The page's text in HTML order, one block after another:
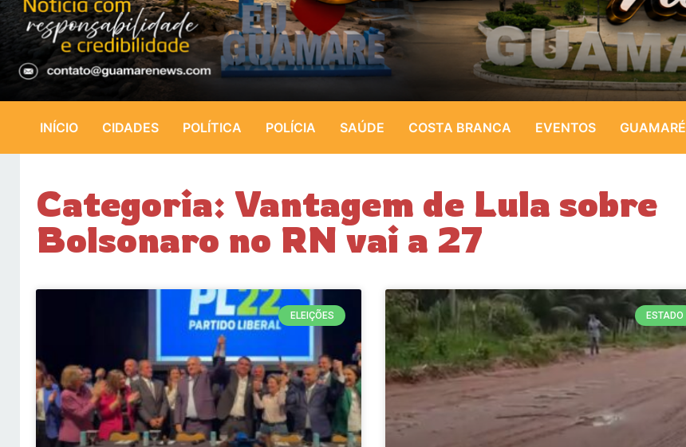
INÍCIO CIDADES POLÍTICA POLÍCIA SAÚDE COSTA BRANCA EVENTOS GUAMARÉ
Categoria: Vantagem de Lula sobre
Bolsonaro no RN vai a 27
ELEIÇÕES ESTADO